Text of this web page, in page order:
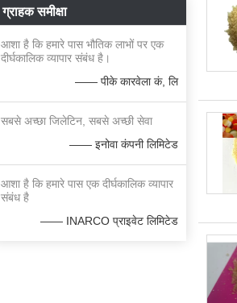
ग्राहक समीक्षा
आशा है कि हमारे पास भौतिक लाभों पर एक
दीर्घकालिक व्यापार संबंध है।
—— पीके कारवेला कं, लि
सबसे अच्छा जिलेटिन, सबसे अच्छी सेवा
—— इनोवा कंपनी लिमिटेड
आशा है कि हमारे पास एक दीर्घकालिक व्यापार
संबंध है
—— INARCO प्राइवेट लिमिटेड